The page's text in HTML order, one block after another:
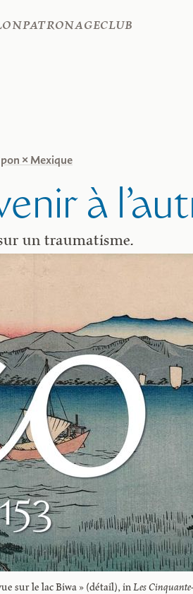
PatronageClub
× Mexique
à
un traumatisme.
sur le lac Biwa » (détail), in Les